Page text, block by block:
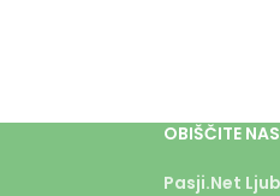
OBIŠČITE NAS
Pasji.Net